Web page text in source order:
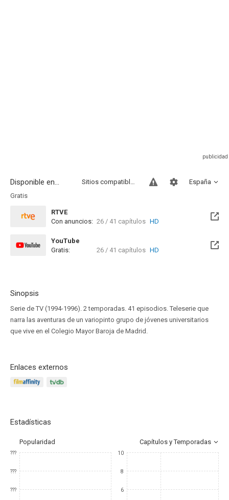
Disponible en... España
Sitios compatibles
Gratis
RTVE
Con anuncios: 26 / 41 capítulos HD
YouTube
Gratis:
26 / 41 capítulos HD
Sinopsis
Serie de TV (1994-1996). 2 temporadas. 41 episodios. Teleserie que
narra las aventuras de un variopinto grupo de jóvenes universitarios
que vive en el Colegio Mayor Baroja de Madrid.
Enlaces externos
Estadísticas
Popularidad Capítulos y Temporadas
???
???
???
10
8
6